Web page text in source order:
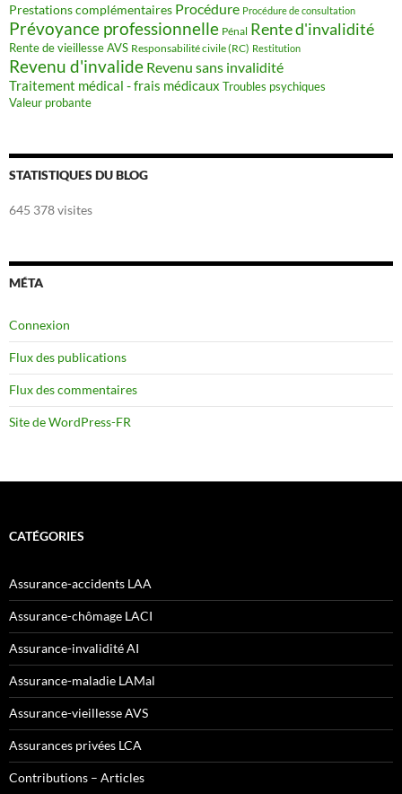
Prestations complémentaires Procédure Procédure de consultation
Prévoyance professionnelle Pénal Rente d'invalidité
Rente de vieillesse AVS Responsabilité civile (RC) Restitution
Revenu d'invalide Revenu sans invalidité
Traitement médical - frais médicaux Troubles psychiques
Valeur probante
STATISTIQUES DU BLOG
645 378 visites
MÉTA
Connexion
Flux des publications
Flux des commentaires
Site de WordPress-FR
CATÉGORIES
Assurance-accidents LAA
Assurance-chômage LACI
Assurance-invalidité AI
Assurance-maladie LAMal
Assurance-vieillesse AVS
Assurances privées LCA
Contributions – Articles